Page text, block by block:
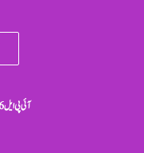
آئی پی ایل 2026